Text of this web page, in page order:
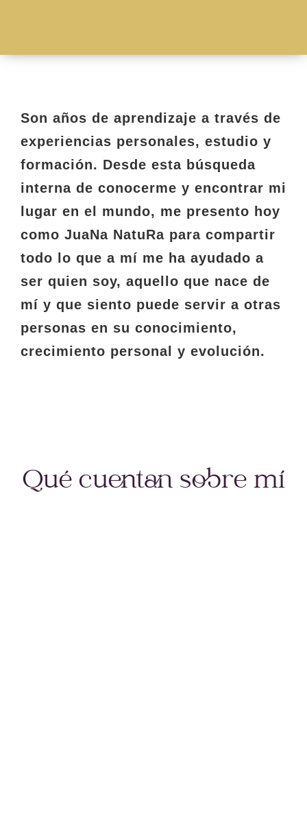
Son años de aprendizaje a través de
experiencias personales, estudio y
formación. Desde esta búsqueda
interna de conocerme y encontrar mi
lugar en el mundo, me presento hoy
como JuaNa NatuRa para compartir
todo lo que a mí me ha ayudado a
ser quien soy, aquello que nace de
mí y que siento puede servir a otras
personas en su conocimiento,
crecimiento personal y evolución.
Qué cuentan sobre mí